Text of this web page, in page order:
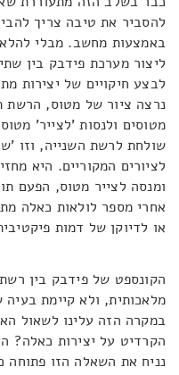
להסביר את טיבה צריך
באמצעות מחשב. מבלי
ליצור מערכת פידבק בין
לבצע חיקויים של יצירות
נרצה ציור של מטוס, הרשת
מטוסים ולנסות 'לצייר'
שולחת לרשת השנייה, וזו
לציורים המקוריים. היא
ומנסה לצייר מטוס, הפעם
אחרי מספר לולאות כאלה
או לדיוקן של דמות
הקונספט של פידבק בין
מלאכותית, ולא קיימת
במקרה הזה עלינו לשאול
הקרדיט על יצירות כאלה?
נניח את השאלה הזו פתוחה